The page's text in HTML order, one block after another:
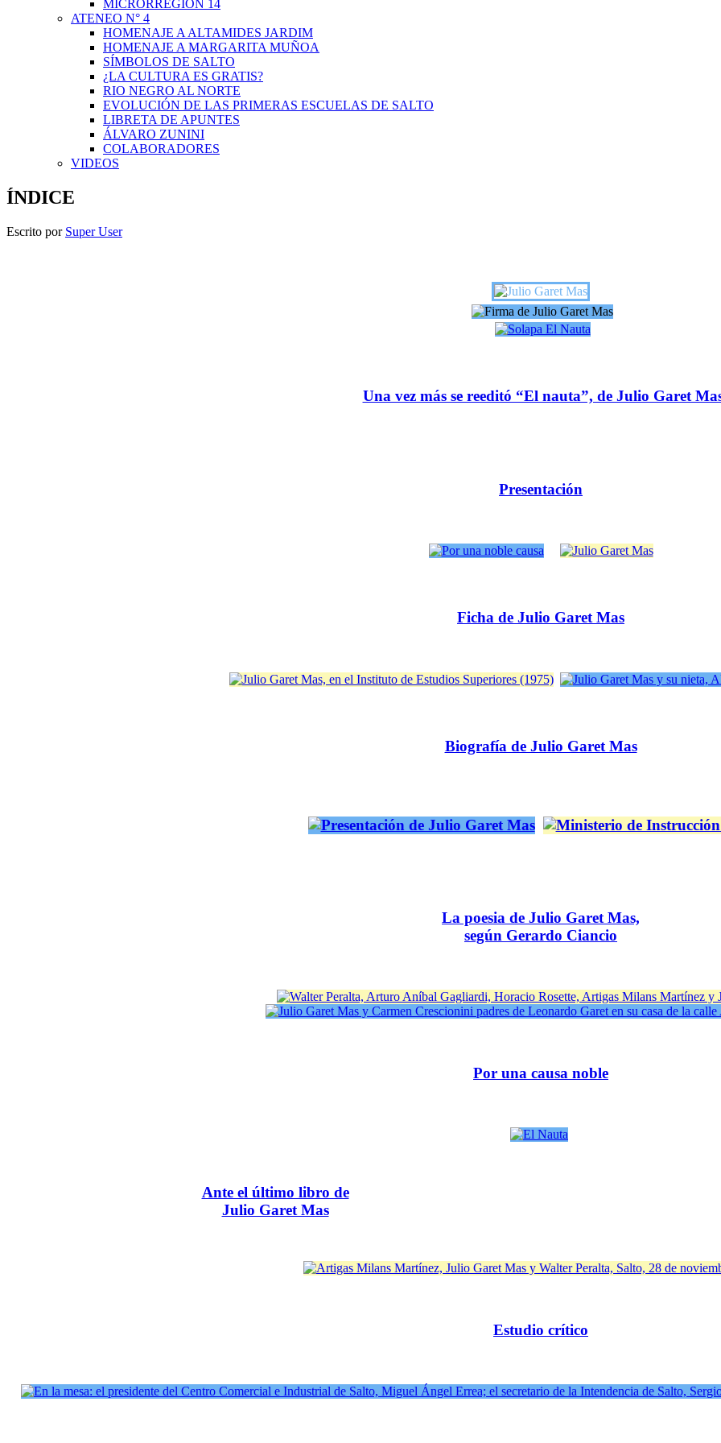
MICRORREGIÓN 14
ATENEO N° 4
HOMENAJE A ALTAMIDES JARDIM
HOMENAJE A MARGARITA MUÑOA
SÍMBOLOS DE SALTO
¿LA CULTURA ES GRATIS?
RIO NEGRO AL NORTE
EVOLUCIÓN DE LAS PRIMERAS ESCUELAS DE SALTO
LIBRETA DE APUNTES
ÁLVARO ZUNINI
COLABORADORES
VIDEOS
ÍNDICE
Escrito por Super User
Una vez más se reeditó “El nauta”, de Julio Garet
Presentación
Ficha de Julio Garet Mas
Biografía de Julio Garet Mas
La poesia de Julio Garet Mas,
según Gerardo Ciancio
Por una causa noble
Ante el último libro de
Julio Garet Mas
Estudio crítico